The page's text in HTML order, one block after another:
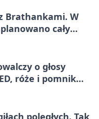
Brathankami. W
cały
o głosy
róże i pomnik
poległych. Tak